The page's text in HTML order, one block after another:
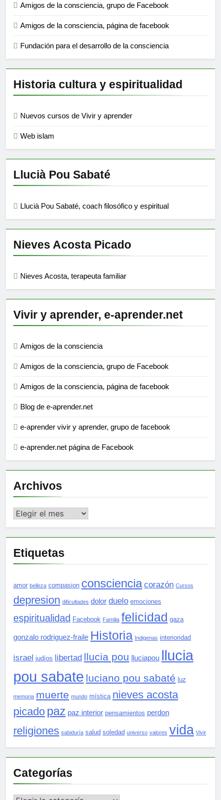
Amigos de la consciencia, grupo de Facebook
Amigos de la consciencia, página de facebook
Fundación para el desarrollo de la consciencia
Historia cultura y espiritualidad
Nuevos cursos de Vivir y aprender
Web islam
Llucià Pou Sabaté
Llucià Pou Sabaté, coach filosófico y espiritual
Nieves Acosta Picado
Nieves Acosta, terapeuta familiar
Vivir y aprender, e-aprender.net
Amigos de la consciencia
Amigos de la consciencia, grupo de Facebook
Amigos de la consciencia, página de facebook
Blog de e-aprender.net
e-aprender vivir y aprender, grupo de facebook
e-aprender.net página de Facebook
Archivos
Archivos
Etiquetas
amor belleza compasion consciencia corazón Cursos
depresion dificultades dolor duelo emociones
espiritualidad Facebook Familia felicidad gaza
gonzalo rodriguez-fraile Historia Indigenas interioridad
israel judíos libertad llucia pou lluciapou llucia
pou sabate luciano pou sabaté luz
memoria muerte mundo mística nieves acosta
picado paz paz interior pensamientos perdon
religiones sabiduría salud soledad universo valores vida Vivir
Categorías